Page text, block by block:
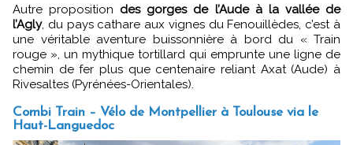
Autre proposition des gorges de l’Aude à la vallée de
l’Agly, du pays cathare aux vignes du Fenouillèdes, c’est à
une véritable aventure buissonnière à bord du « Train
rouge », un mythique tortillard qui emprunte une ligne de
chemin de fer plus que centenaire reliant Axat (Aude) à
Rivesaltes (Pyrénées-Orientales).
Combi Train – Vélo de Montpellier à Toulouse via le
Haut-Languedoc